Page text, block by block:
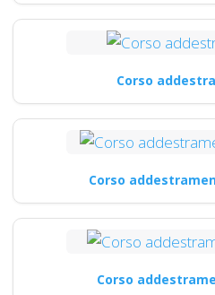
Corso
Corso
Corso